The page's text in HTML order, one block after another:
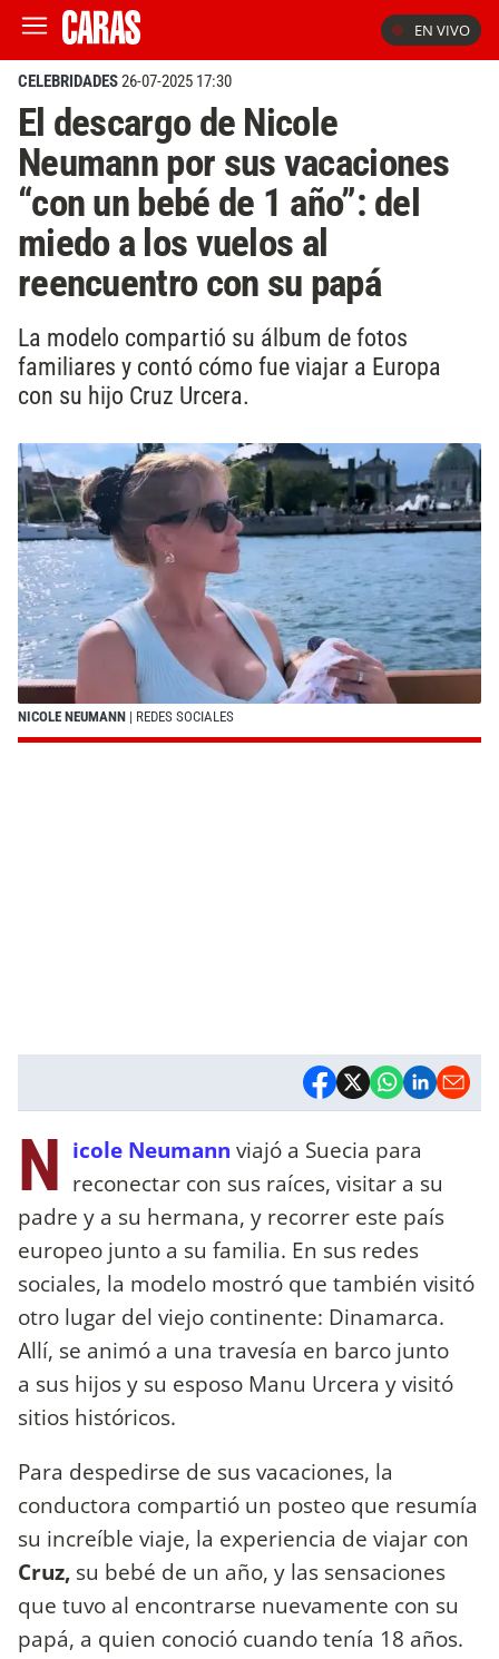
EN VIVO
CELEBRIDADES26-07-2025 17:30
El descargo de Nicole
Neumann por sus vacaciones
“con un bebé de 1 año”: del
miedo a los vuelos al
reencuentro con su papá
La modelo compartió su álbum de fotos
familiares y contó cómo fue viajar a Europa
con su hijo Cruz Urcera.
NICOLE NEUMANN | REDES SOCIALES
N icole Neumann viajó a Suecia para
reconectar con sus raíces, visitar a su
padre y a su hermana, y recorrer este país
europeo junto a su familia. En sus redes
sociales, la modelo mostró que también visitó
otro lugar del viejo continente: Dinamarca.
Allí, se animó a una travesía en barco junto
a sus hijos y su esposo Manu Urcera y visitó
sitios históricos.
Para despedirse de sus vacaciones, la
conductora compartió un posteo que resumía
su increíble viaje, la experiencia de viajar con
Cruz, su bebé de un año, y las sensaciones
que tuvo al encontrarse nuevamente con su
papá, a quien conoció cuando tenía 18 años.